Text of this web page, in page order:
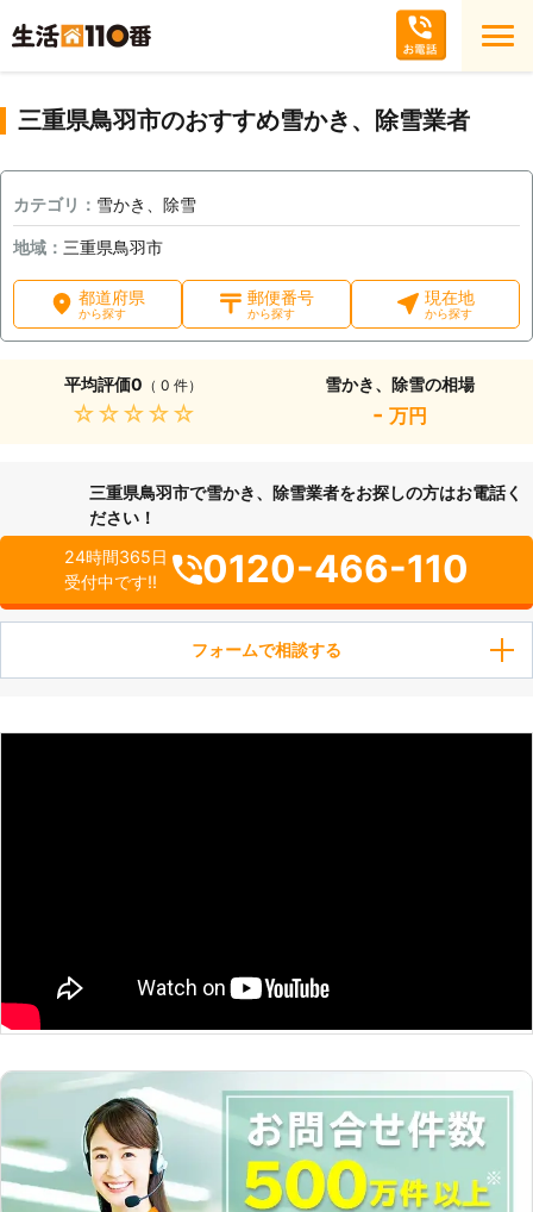
三重県鳥羽市のおすすめ雪かき、除雪業者
カテゴリ： 雪かき、除雪
地域： 三重県鳥羽市
都道府県
から探す
郵便番号
から探す
現在地
から探す
平均評価0 （ 0 件）
★★★★★
雪かき、除雪の相場
- 万円
三重県鳥羽市で雪かき、除雪業者をお探しの方はお電話く
ださい！
24時間365日
受付中です!!
0120-466-110
フォームで相談する